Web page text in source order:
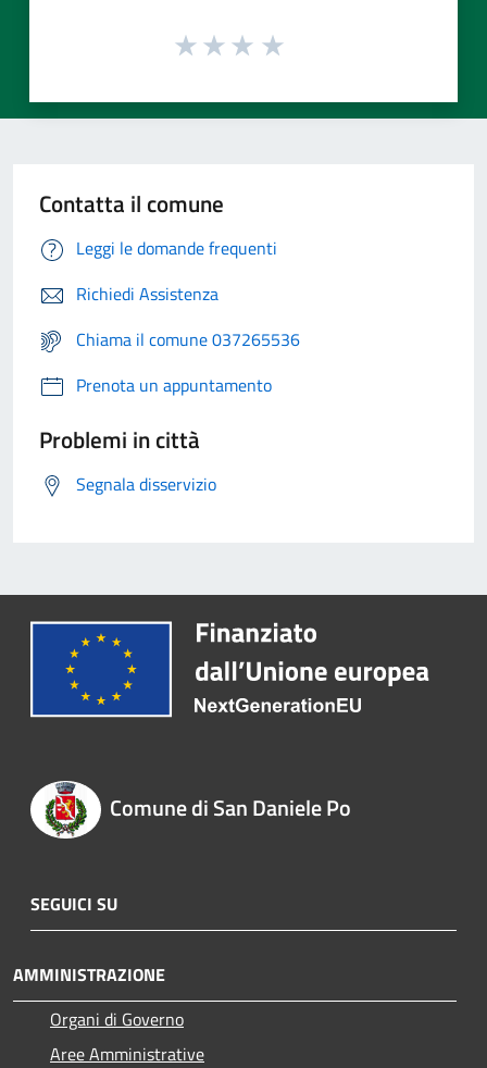
Contatta il comune
Leggi le domande frequenti
Richiedi Assistenza
Chiama il comune 037265536
Prenota un appuntamento
Problemi in città
Segnala disservizio
Comune di San Daniele Po
SEGUICI SU
AMMINISTRAZIONE
Organi di Governo
Aree Amministrative